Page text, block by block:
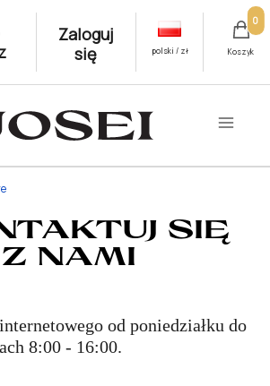
Zaloguj
się
polski / zł Koszyk
SIĘ
Z NAMI
od poniedziałku do
8:00 - 16:00.